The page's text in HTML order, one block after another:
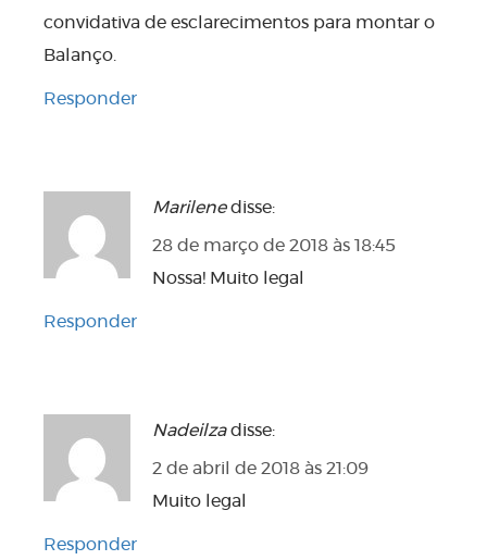
convidativa de esclarecimentos para montar o
Balanço.
Responder
Marilene disse:
28 de março de 2018 às 18:45
Nossa! Muito legal
Responder
Nadeilza disse:
2 de abril de 2018 às 21:09
Muito legal
Responder